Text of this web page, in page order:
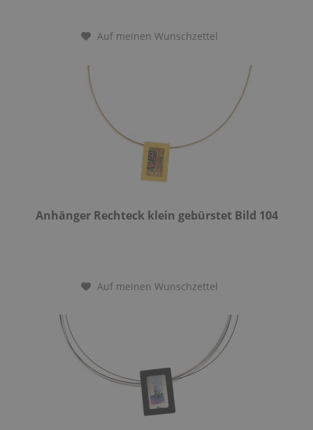
Auf meinen Wunschzettel
Anhänger Rechteck klein gebürstet Bild 104
Auf meinen Wunschzettel